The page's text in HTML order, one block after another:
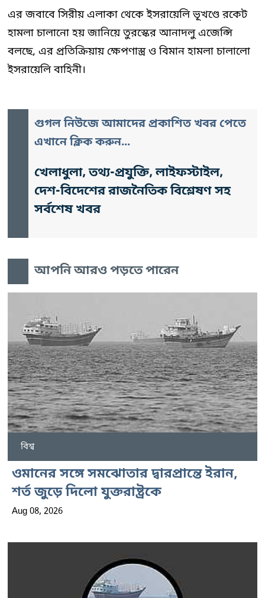
এর জবাবে সিরীয় এলাকা থেকে ইসরায়েলি ভূখণ্ডে রকেট
হামলা চালানো হয় জানিয়ে তুরস্কের আনাদলু এজেন্সি
বলছে, এর প্রতিক্রিয়ায় ক্ষেপণাস্ত্র ও বিমান হামলা চালালো
ইসরায়েলি বাহিনী।
গুগল নিউজে আমাদের প্রকাশিত খবর পেতে
এখানে ক্লিক করুন...
খেলাধুলা, তথ্য-প্রযুক্তি, লাইফস্টাইল,
দেশ-বিদেশের রাজনৈতিক বিশ্লেষণ সহ
সর্বশেষ খবর
আপনি আরও পড়তে পারেন
বিশ্ব
ওমানের সঙ্গে সমঝোতার দ্বারপ্রান্তে ইরান,
শর্ত জুড়ে দিলো যুক্তরাষ্ট্রকে
Aug 08, 2026